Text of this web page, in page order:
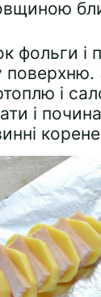
фольги і
поверхню.
і
і